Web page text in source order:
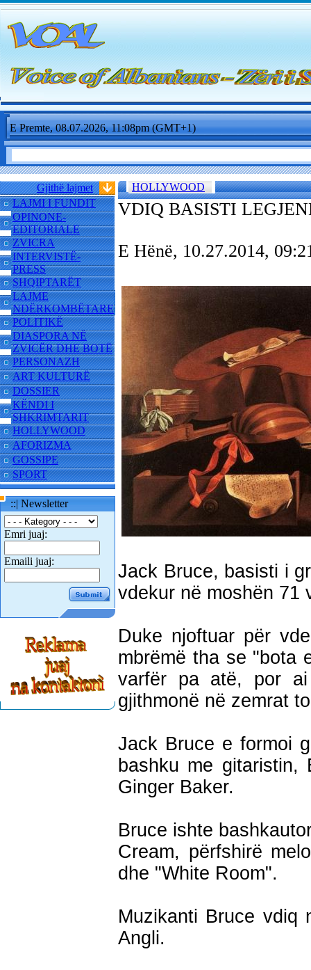
E Premte, 08.07.2026, 11:08pm (GMT+1)
Gjithë lajmet
LAJMI I FUNDIT
OPINONE-
EDITORIALE
ZVICRA
INTERVISTË-
PRESS
SHQIPTARËT
LAJME
NDËRKOMBËTARE
POLITIKË
DIASPORA NË
ZVICËR DHE BOTË
PERSONAZH
ART KULTURË
DOSSIER
KËNDI I
SHKRIMTARIT
HOLLYWOOD
AFORIZMA
GOSSIPE
SPORT
::| Newsletter
Emri juaj:
Emaili juaj:
HOLLYWOOD
VDIQ BASISTI
E Hënë, 10.27.2014,
Jack Bruce, basisti i
vdekur në moshën 71
Duke njoftuar për
mbrëmë tha se "bota
varfër pa atë, por
gjithmonë në zemrat
Jack Bruce e formoi
bashku me gitaristin,
Ginger Baker.
Bruce ishte
Cream, përfshirë
dhe "White Room".
Muzikanti Bruce vdiq
Angli.